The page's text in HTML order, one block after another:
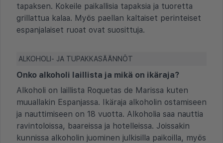
tapaksen. Kokeile paikallisia tapaksia ja tuoretta
grillattua kalaa. Myös paellan kaltaiset perinteiset
espanjalaiset ruoat ovat suosittuja.
ALKOHOLI- JA TUPAKKASÄÄNNÖT
Onko alkoholi laillista ja mikä on ikäraja?
Alkoholi on laillista Roquetas de Marissa kuten
muuallakin Espanjassa. Ikäraja alkoholin ostamiseen
ja nauttimiseen on 18 vuotta. Alkoholia saa nauttia
ravintoloissa, baareissa ja hotelleissa. Joissakin
kunnissa alkoholin juominen julkisilla paikoilla, myös